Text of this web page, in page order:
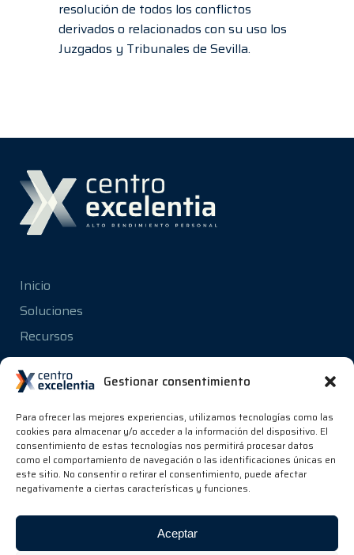
Gestionar consentimiento
Para ofrecer las mejores experiencias, utilizamos tecnologías como las
cookies para almacenar y/o acceder a la información del dispositivo. El
consentimiento de estas tecnologías nos permitirá procesar datos
como el comportamiento de navegación o las identificaciones únicas en
este sitio. No consentir o retirar el consentimiento, puede afectar
negativamente a ciertas características y funciones.
Aceptar
resolución de todos los conflictos
derivados o relacionados con su uso los
Juzgados y Tribunales de Sevilla.
Inicio
Soluciones
Recursos
Conócenos
Privacidad
Aviso Legal
Cookies